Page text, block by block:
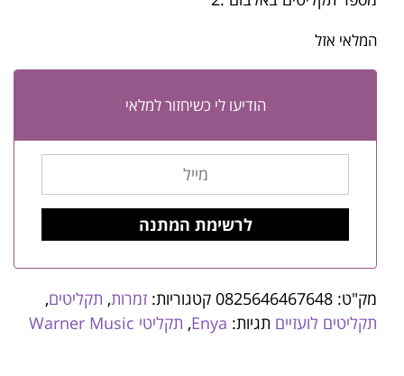
המלאי אזל
הודיעו לי כשיחזור למלאי
מק"ט: 0825646467648 קטגוריות: זמרות, תקליטים,
תקליטים לועזיים תגיות: Enya
, תקליטי Warner Music